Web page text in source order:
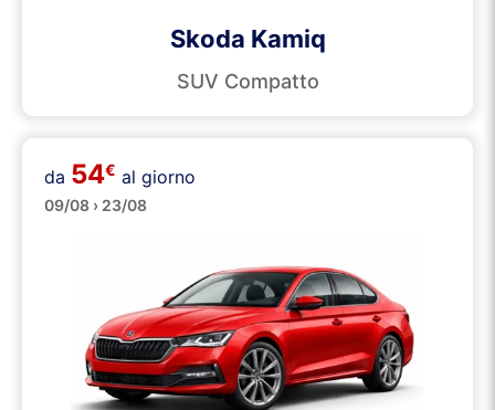
Skoda Kamiq
SUV Compatto
Grandi
da 54€ al giorno
09/08 › 23/08